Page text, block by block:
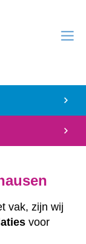
vak, zijn wij
voor